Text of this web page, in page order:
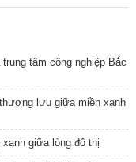
tâm công nghiệp Bắc
lưu giữa miền xanh
giữa lòng đô thị